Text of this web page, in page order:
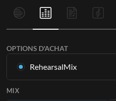
OPTIONS D'ACHAT
RehearsalMix
Disponible dans les 12 tonalités
MIX